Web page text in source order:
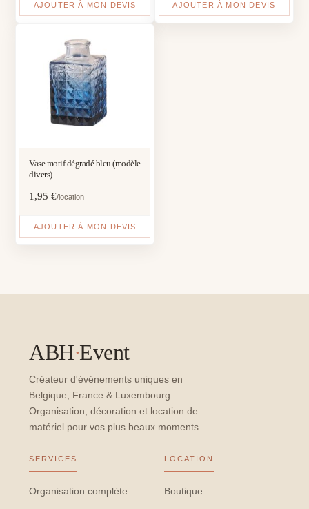
AJOUTER À MON DEVIS AJOUTER À MON DEVIS
Vase motif dégradé bleu (modèle
divers)
1,95€/location
AJOUTER À MON DEVIS
ABH·Event
Créateur d'événements uniques en
Belgique, France & Luxembourg.
Organisation, décoration et location de
matériel pour vos plus beaux moments.
SERVICES
Organisation complète
LOCATION
Boutique